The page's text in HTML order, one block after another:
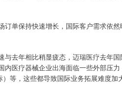
单保持快速增长，国际客户需求依
与去年相比稍显疲态，迈瑞医疗去年
医疗器械企业出海面临一些外部压
等，这些都导致国际业务拓展难度加